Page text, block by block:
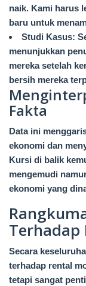
naik. Kami harus
baru untuk
Studi Kasus:
menunjukkan
mereka setelah
bersih mereka
Fakta
Data ini
ekonomi dan
Kursi di balik
mengemudi
ekonomi yang
Terhadap
Secara
terhadap rental
tetapi sangat